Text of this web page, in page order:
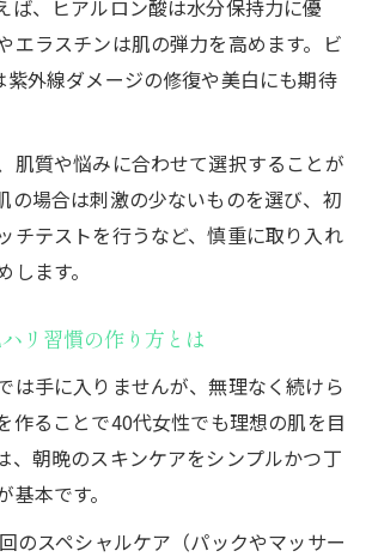
ば、ヒアルロン酸は水分保持力に優
エラスチンは肌の弾力を高めます。ビ
紫外線ダメージの修復や美白にも期待
肌質や悩みに合わせて選択することが
の場合は刺激の少ないものを選び、初
チテストを行うなど、慎重に取り入れ
ます。
リ習慣の作り方とは
は手に入りませんが、無理なく続けら
作ることで40代女性でも理想の肌を目
、朝晩のスキンケアをシンプルかつ丁
本です。
のスペシャルケア（パックやマッサー